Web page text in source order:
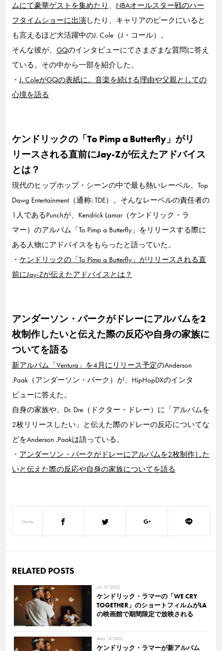
ムにて豪華ゲストを集めたり 、 NBAオールスター戦のハー
フタイムショーに出演したり、キャリアのピークにいると
も言えるほど大活躍中のJ. Cole（J・コール）。
そんな彼が、 GQのインタビューにてさまざまな質問に答え
ている。その中から一部を紹介した。
・J. ColeがGQの表紙に。音楽を続ける理由や父親としての
心境を語る
ケンドリックの「To Pimp a Butterfly」がリ
リースされる直前にJay-Zが伝えたアドバイス
とは？
現代のヒップホップ・シーンの中で最も熱いレーベル、Top
Dawg Entertainment（通称: TDE）。そんなレーベルの責任者の
1人であるPunchが、Kendrick Lamar（ケンドリック・ラ
マー）のアルバム「To Pimp a Butterfly」をリリースする際に
ある人物にアドバイスをもらったと語っていた。
・ ケンドリックの「To Pimp a Butterfly」がリリースされる直
前にJay-Zが伝えたアドバイスとは？
アンダーソン・パークがドレーにアルバムを2
枚制作したいと伝えた際の反応や自身の家族に
ついてを語る
新アルバム「Ventura」を4月にリリース予定のAnderson
.Paak（アンダーソン・パーク）が、HipHopDXのインタ
ビューに答えた。
自身の家族や、Dr. Dre（ドクター・ドレー）に「アルバムを
2枚リリースしたい」と伝えた際のドレーの反応についてな
どをAnderson .Paakは語っている。
・ アンダーソン・パークがドレーにアルバムを2枚制作した
いと伝えた際の反応や自身の家族についてを語る
Shares
RELATED POSTS
Jun. 07 2022
ケンドリック・ラマーの「WE CRY
TOGETHER」のショートフィルムがLA
の映画館で期間限定で放映される
May. 13 2022
ケンドリック・ラマーが新アルバム